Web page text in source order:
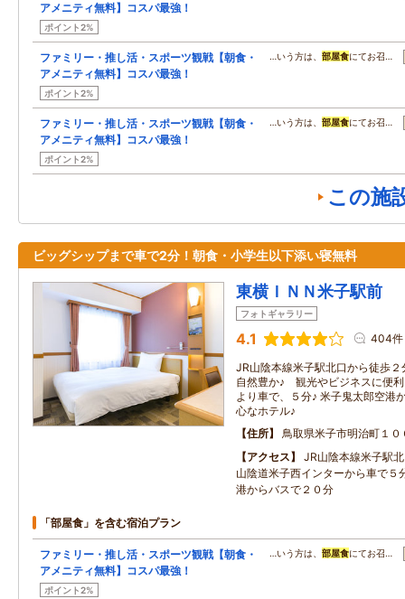
アメニティ無料】コスパ最強！
ポイント2%
ファミリー・推し活・スポーツ観戦【朝食・
アメニティ無料】コスパ最強！
ポイント2%
…いう方は、 部屋食にてお召…
ファミリー・推し活・スポーツ観戦【朝食・
アメニティ無料】コスパ最強！
ポイント2%
…いう方は、 部屋食にてお召…
この施
ビッグシップまで車で2分！朝食・小学生以下添い寝無料
東横ＩＮＮ米子駅前
フォトギャラリー
4.1 404件
JR山陰本線米子駅北口から徒歩
自然豊か♪ 観光やビジネスに便
より車で、５分♪ 米子鬼太郎空港
心なホテル♪
住所
鳥取県米子市明治町１０
アクセス
JR山陰本線米子駅
山陰道米子西インターから車で
港からバスで２０分
「部屋食」を含む宿泊プラン
ファミリー・推し活・スポーツ観戦【朝食・
アメニティ無料】コスパ最強！
ポイント2%
…いう方は、 部屋食にてお召…